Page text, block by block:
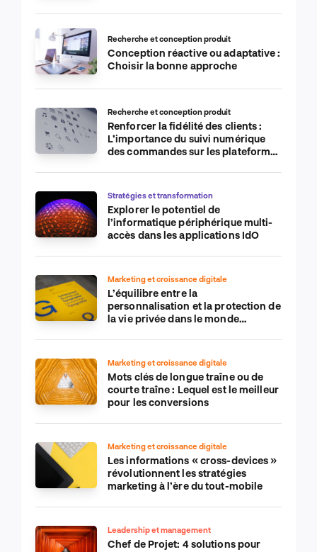
Recherche et conception produit
Conception réactive ou adaptative :
Choisir la bonne approche
Recherche et conception produit
Renforcer la fidélité des clients :
L’importance du suivi numérique
des commandes sur les plateformes
Stratégies et transformation
Explorer le potentiel de
l’informatique périphérique multi-
accès dans les applications IdO
Marketing et croissance digitale
L’équilibre entre la
personnalisation et la protection de
la vie privée dans le monde
Marketing et croissance digitale
Mots clés de longue traîne ou de
courte traîne : Lequel est le meilleur
pour les conversions
Marketing et croissance digitale
Les informations « cross-devices »
révolutionnent les stratégies
marketing à l’ère du tout-mobile
Leadership et management
Chef de Projet: 4 solutions pour